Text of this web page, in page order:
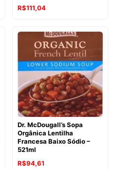
R$111,04
Dr. McDougall’s Sopa
Orgânica Lentilha
Francesa Baixo Sódio –
521ml
R$94,61